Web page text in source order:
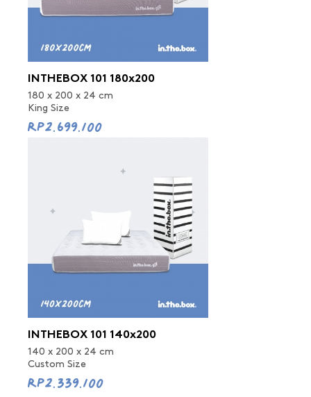
INTHEBOX 101 180x200
180 x 200 x 24 cm
King Size
Rp2.699.100
INTHEBOX 101 140x200
140 x 200 x 24 cm
Custom Size
Rp2.339.100